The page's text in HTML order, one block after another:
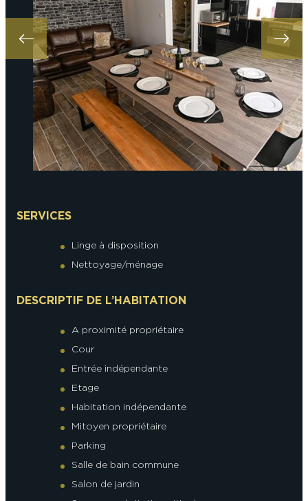
SERVICES
Linge à disposition
Nettoyage/ménage
DESCRIPTIF DE L’HABITATION
A proximité propriétaire
Cour
Entrée indépendante
Etage
Habitation indépendante
Mitoyen propriétaire
Parking
Salle de bain commune
Salon de jardin